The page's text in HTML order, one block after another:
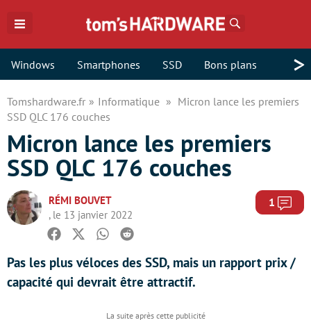
Windows Smartphones SSD Bons plans >
Tomshardware.fr Informatique
Micron lance les premiers
SSD QLC 176 couches
Micron lance les premiers
SSD QLC 176 couches
RÉMI BOUVET
, le 13 janvier 2022
1
Facebook
TwitterWhatsapp
Reddit
Pas les plus véloces des SSD, mais un rapport prix /
capacité qui devrait être attractif.